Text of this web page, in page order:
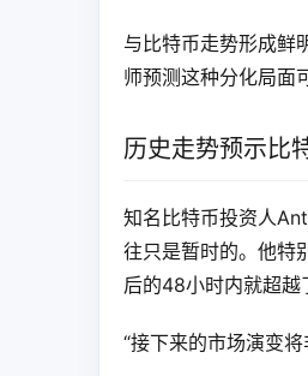
与比特币走势形成鲜
师预测这种分化局面
历史走势预示比
知名比特币投资人
往只是暂时的。他特
后的48小时内就超越
“接下来的市场演变